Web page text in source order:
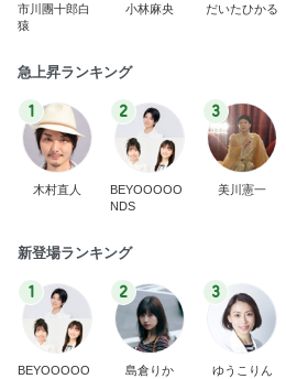
市川團十郎白
猿
小林麻央 だいたひかる
急上昇ランキング
1
木村直人
2
BEYOOOOO
NDS
3
美川憲一
新登場ランキング
1
BEYOOOOO
2
島倉りか
3
ゆうこりん